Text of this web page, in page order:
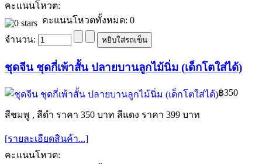
คะแนนโหวต:
คะแนนโหวตทั้งหมด: 0
จำนวน:
ชุดจีน ชุดกี่เพ้าสั้น ปลายบานลูกไม้นิ่ม (เด็กโตใส่ได้)
฿350
สีชมพู , สีดำ ราคา 350 บาท สีแดง ราคา 399 บาท
[รายละเอียดสินค้า...]
คะแนนโหวต: